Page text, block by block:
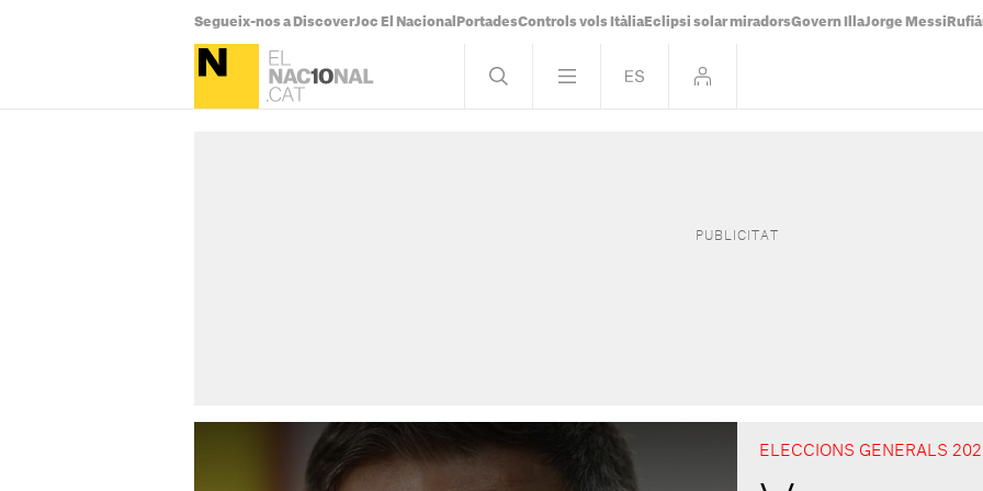
Segueix-nos a DiscoverJoc El Nacional PortadesControls vols Itàlia Eclipsi solar miradorsGovern IllaJorge Messi
ELECCIONS GENERALS